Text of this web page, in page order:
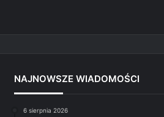
NAJNOWSZE WIADOMOŚCI
6 sierpnia 2026